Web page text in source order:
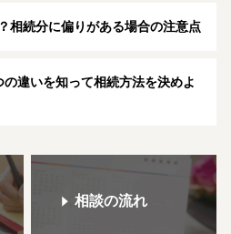
相続分に偏りがある場合の注意点
違いを知って相続方法を決めよ
相談の流れ